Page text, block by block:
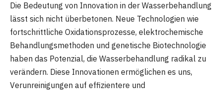
Die Bedeutung von Innovation in der Wasserbehandlung
lässt sich nicht überbetonen. Neue Technologien wie
fortschrittliche Oxidationsprozesse, elektrochemische
Behandlungsmethoden und genetische Biotechnologie
haben das Potenzial, die Wasserbehandlung radikal zu
verändern. Diese Innovationen ermöglichen es uns,
Verunreinigungen auf effizientere und